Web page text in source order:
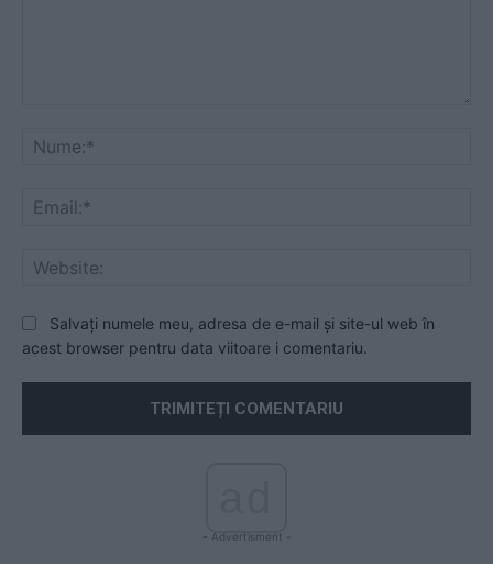
Salvați numele meu, adresa de e-mail și site-ul web în
acest browser pentru data viitoare i comentariu.
- Advertisment -